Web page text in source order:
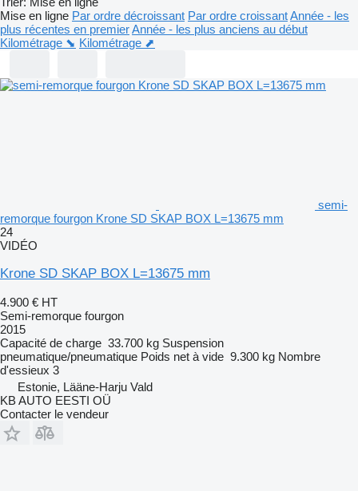
Mise en ligne Par ordre décroissant Par ordre croissantAnnée - les
plus récentes en premierAnnée - les plus anciens au début
Kilométrage ⬊ Kilométrage ⬈
semi-
remorque fourgon Krone SD SKAP BOX L=13675 mm
24
VIDÉO
Krone SD SKAP BOX L=13675 mm
4.900 € HT
Semi-remorque fourgon
2015
Capacité de charge 33.700 kg Suspension
pneumatique/pneumatique Poids net à vide 9.300 kg Nombre
d'essieux 3
Estonie, Lääne-Harju Vald
KB AUTO EESTI OÜ
Contacter le vendeur